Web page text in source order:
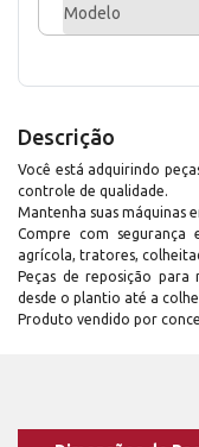
Modelo
Descrição
Você está adquirindo
controle de qualidade.
Mantenha suas máquinas
Compre com segurança
agrícola, tratores,
Peças de reposição
desde o plantio até a
Produto vendido por